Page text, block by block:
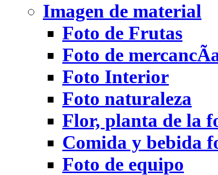
Imagen de material
Foto de Frutas
Foto de
Foto Interior
Foto naturaleza
Flor, planta de la
Comida y bebida
Foto de equipo